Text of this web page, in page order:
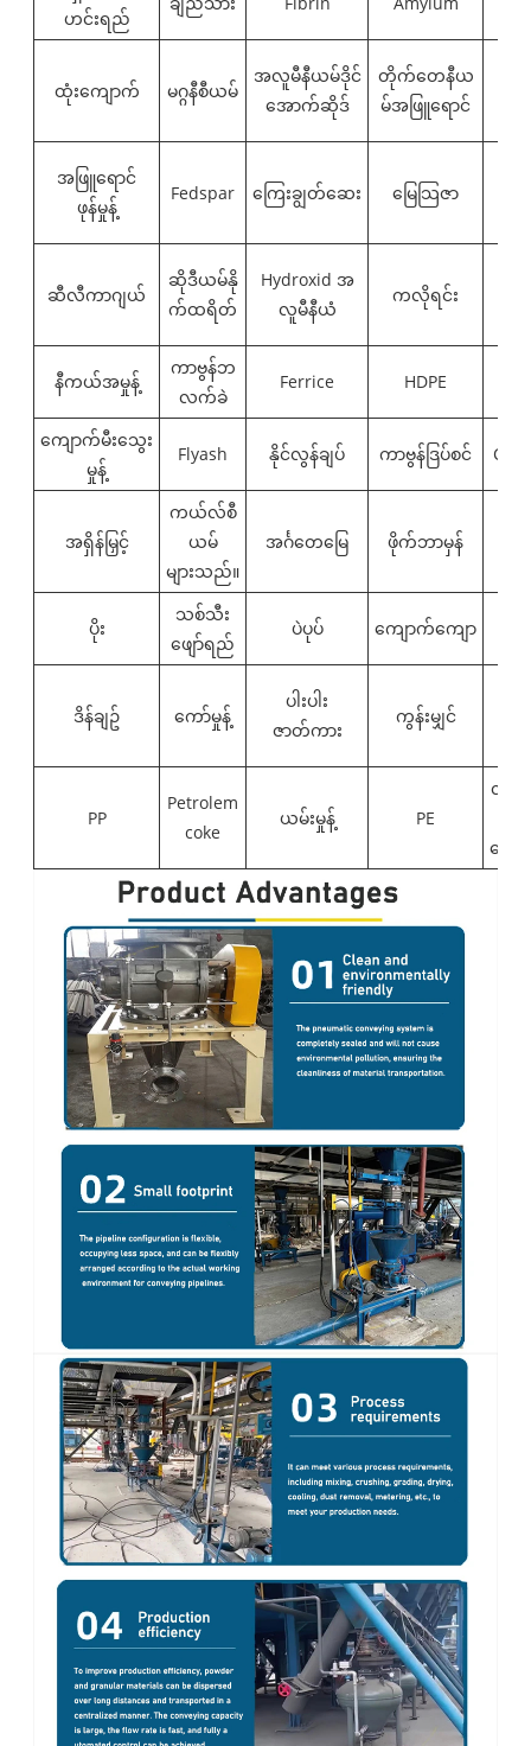
ဟင်းရည်
ထုံးကျောက် မဂ္ဂနီစီယမ်
အလူမီနီယမ်ဒိုင်
အောက်ဆိုဒ်
တိုက်တေနီယ
မ်အဖြူရောင်
အဖြူရောင်
ဖုန်မှုန့်
Fedspar ကြေးချွတ်ဆေး မြေသြဇာ
ဆီလီကာဂျယ်
ဆိုဒီယမ်နို
က်ထရိတ်
Hydroxid အ
လူမီနီယံ
ကလိုရင်း
နီကယ်အမှုန့်
ကာဗွန်ဘ
လက်ခဲ
Ferrice HDPE
ကျောက်မီးသွေး
မှုန့်
Flyash နိုင်လွန်ချပ် ကာဗွန်ဒြပ်စင်
အရှိန်မြှင့်
ကယ်လ်စီ
ယမ်
များသည်။
အင်္ဂတေမြေ ဖိုက်ဘာမှန်
ပိုး
သစ်သီး
ဖျော်ရည်
ပဲပုပ် ကျောက်ကျော
ဒိန်ချဥ် ကော်မှုန့်
ပါးပါး
ဇာတ်ကား
ကွန်းမျှင်
PP
Petrolem
coke
ယမ်းမှုန့် PE
လျှပ်
ကျေ